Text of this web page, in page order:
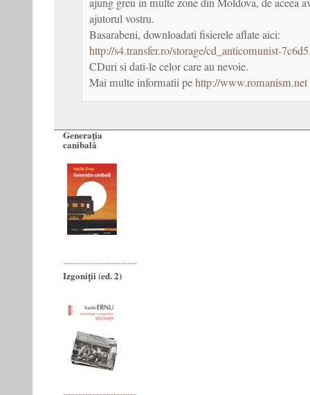
ajutorul vostru.
Basarabeni, downloadati fisierele aflate aici:
http://s4.transfer.ro/storage/cd_anticomunist-
CDuri si dati-le celor care au nevoie.
Mai multe informatii pehttp://www.romanism.net
Generaţia
canibală
Izgoniții (ed. 2)